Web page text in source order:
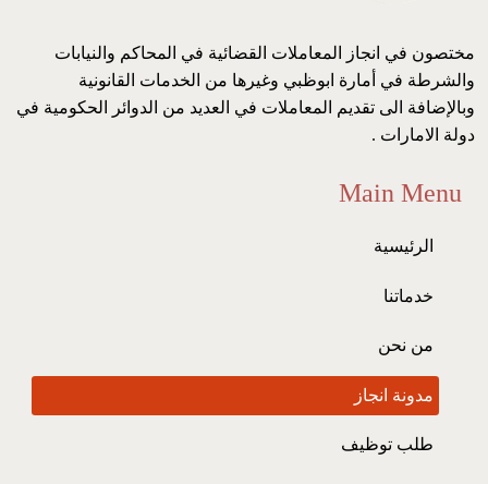
مختصون في انجاز المعاملات القضائية في المحاكم والنيابات
والشرطة في أمارة ابوظبي وغيرها من الخدمات القانونية
وبالإضافة الى تقديم المعاملات في العديد من الدوائر الحكومية في
دولة الامارات .
Main Menu
الرئيسية
خدماتنا
من نحن
مدونة انجاز
طلب توظيف